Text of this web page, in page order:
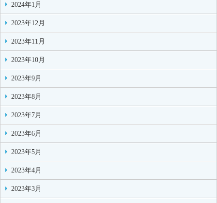
2024年1月
2023年12月
2023年11月
2023年10月
2023年9月
2023年8月
2023年7月
2023年6月
2023年5月
2023年4月
2023年3月